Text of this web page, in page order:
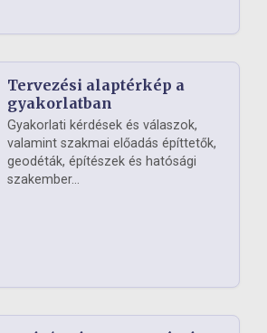
Tervezési alaptérkép a
gyakorlatban
Gyakorlati kérdések és válaszok,
valamint szakmai előadás építtetők,
geodéták, építészek és hatósági
szakember...